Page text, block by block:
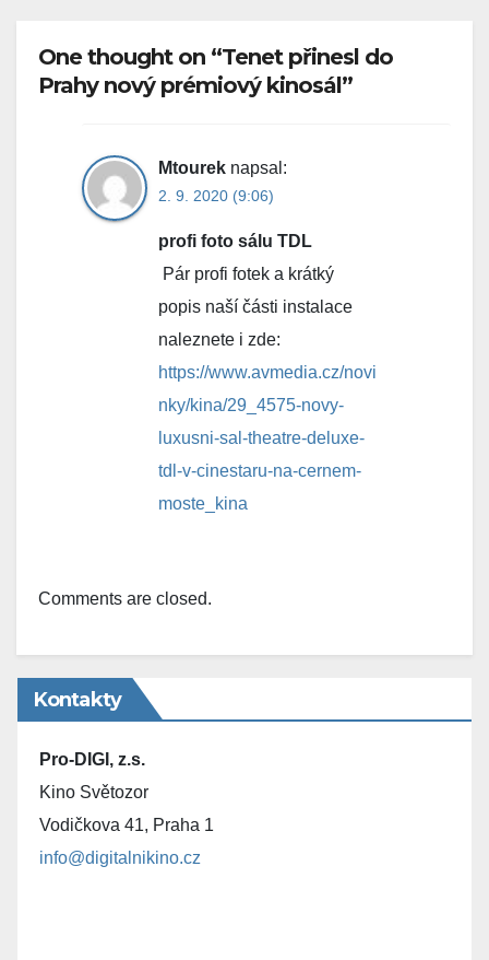
One thought on “Tenet přinesl do
Prahy nový prémiový kinosál”
Mtourek napsal:
2. 9. 2020 (9:06)
profi foto sálu TDL
Pár profi fotek a krátký
popis naší části instalace
naleznete i zde:
https://www.avmedia.cz/novi
nky/kina/29_4575-novy-
luxusni-sal-theatre-deluxe-
tdl-v-cinestaru-na-cernem-
moste_kina
Comments are closed.
Kontakty
Pro-DIGI, z.s.
Kino Světozor
Vodičkova 41, Praha 1
info@digitalnikino.cz